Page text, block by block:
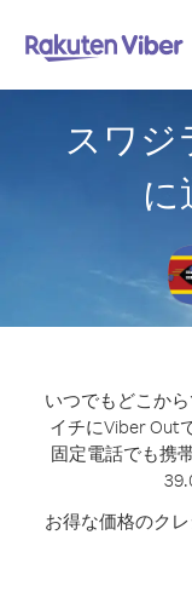
スワジ
に
いつでもどこか
イチにViber Out
固定電話でも携
お得な価格のク